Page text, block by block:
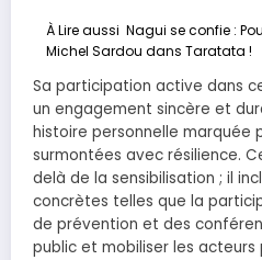
À Lire aussi Nagui se confie :
Michel Sardou dans Taratata !
Sa participation active dans
un engagement sincère et
histoire personnelle marquée
surmontées avec résilience.
delà de la sensibilisation ; il
concrètes telles que la
de prévention et des
public et mobiliser les acteurs